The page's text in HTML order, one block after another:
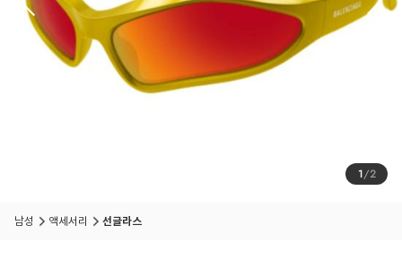
1/2
남성 액세서리 선글라스